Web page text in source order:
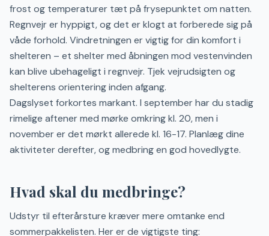
frost og temperaturer tæt på frysepunktet om natten.
Regnvejr er hyppigt, og det er klogt at forberede sig på
våde forhold. Vindretningen er vigtig for din komfort i
shelteren – et shelter med åbningen mod vestenvinden
kan blive ubehageligt i regnvejr. Tjek vejrudsigten og
shelterens orientering inden afgang.
Dagslyset forkortes markant. I september har du stadig
rimelige aftener med mørke omkring kl. 20, men i
november er det mørkt allerede kl. 16-17. Planlæg dine
aktiviteter derefter, og medbring en god hovedlygte.
Hvad skal du medbringe?
Udstyr til efterårsture kræver mere omtanke end
sommerpakkelisten. Her er de vigtigste ting: